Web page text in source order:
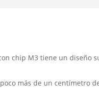
con chip M3 tiene un
poco más de un